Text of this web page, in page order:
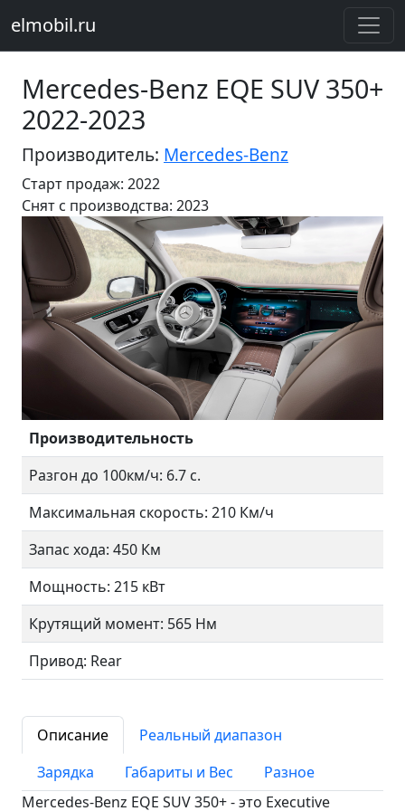
elmobil.ru
Mercedes-Benz EQE SUV 350+
2022-2023
Производитель: Mercedes-Benz
Старт продаж: 2022
Cнят с производства: 2023
Предыдущий
Производительность
Разгон до 100км/ч: 6.7 с.
Максимальная скорость: 210 Км/ч
Запас хода: 450 Км
Мощность: 215 кВт
Крутящий момент: 565 Нм
Привод: Rear
Описание
Реальный диапазон
Зарядка
Габариты и Вес
Разное
Mercedes-Benz EQE SUV 350+ - это Executive